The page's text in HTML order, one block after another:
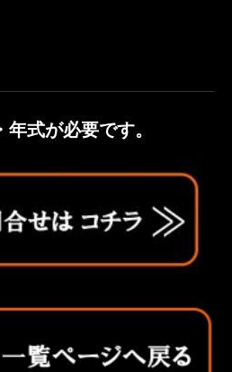
式が必要です。